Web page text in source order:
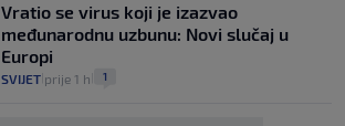
Vratio se virus koji je izazvao
međunarodnu uzbunu: Novi slučaj u
Europi
SVIJET prije 1 h 1